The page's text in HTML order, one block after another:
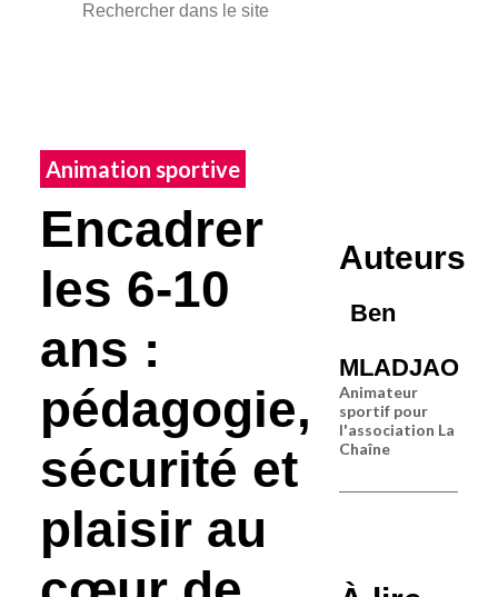
Animation sportive
Encadrer
les 6-10
ans :
pédagogie,
sécurité et
plaisir au
Auteurs
Ben
MLADJAO
Animateur
sportif pour
l'association La
Chaîne